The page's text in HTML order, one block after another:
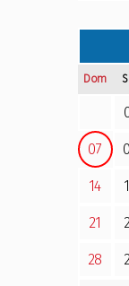
Dom
07
14
21
28